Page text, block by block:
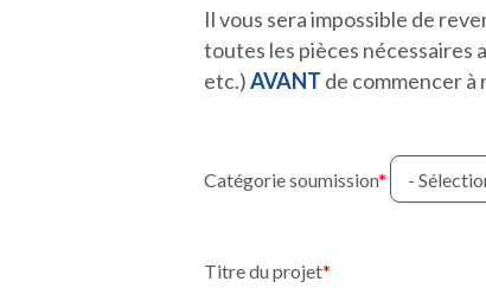
Il vous sera impossible de
toutes les pièces nécessaires
etc.)AVANT de commencer
Catégorie soumission
Titre du projet